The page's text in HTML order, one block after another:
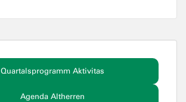
Quartalsprogramm Aktivitas
Agenda Altherren